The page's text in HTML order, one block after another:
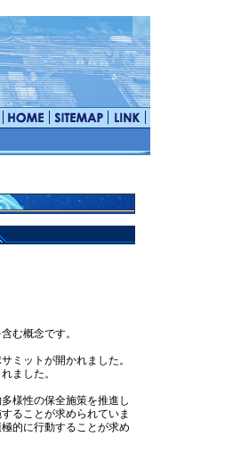
む概念です。
ミットが開かれました。
ました。
様性の保全施策を推進し
ることが求められていま
的に行動することが求め